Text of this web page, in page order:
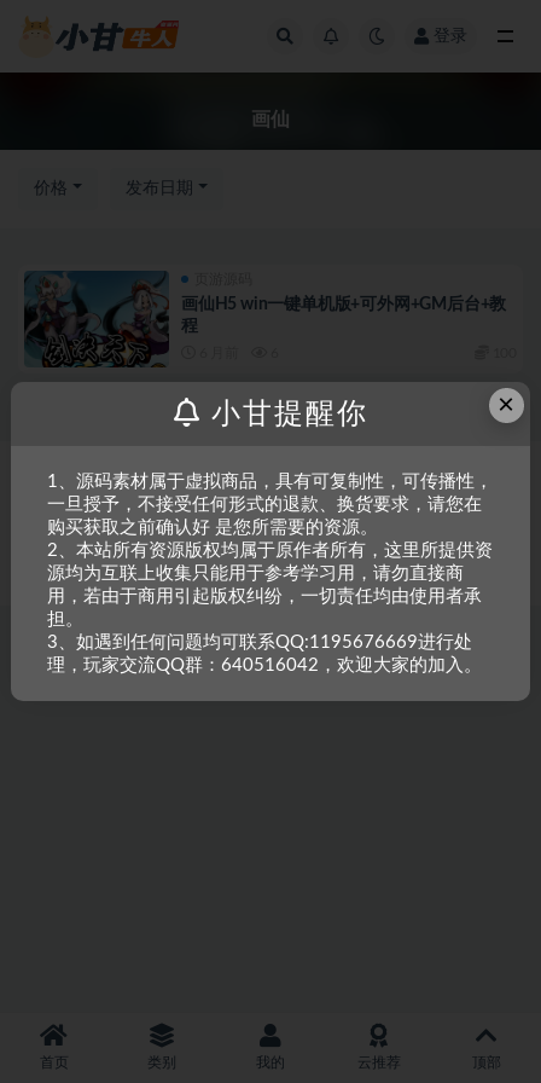
登录
画仙
价格 发布日期
画仙H5 win一键单机版+可外网+GM后台+教
程
Copyright © 2023 小甘牛人资源网 - All rights reserved
粤ICP备2023002201
号-1
本站是一个坚持做精品资源的网站，会长期坚持更新资源，以共享为原则，尊
重原创，如需搬资源请先与站长沟通，恶意搬运封禁账号。
首页 类别 我的 云推荐 顶部
×
小甘提醒你
1、源码素材属于虚拟商品，具有可复制性，可传播性，
一旦授予，不接受任何形式的退款、换货要求，请您在
购买获取之前确认好 是您所需要的资源。
2、本站所有资源版权均属于原作者所有，这里所提供资
源均为互联上收集只能用于参考学习用，请勿直接商
用，若由于商用引起版权纠纷，一切责任均由使用者承
担。
3、如遇到任何问题均可联系QQ:1195676669进行处
理，玩家交流QQ群：640516042，欢迎大家的加入。